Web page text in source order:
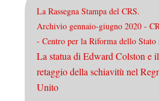
La Rassegna Stampa del CRS.
Archivio gennaio-giugno 2020 -
- Centro per la Riforma dello Stato
La statua di Edward Colston e il
retaggio della schiavitù nel
Unito